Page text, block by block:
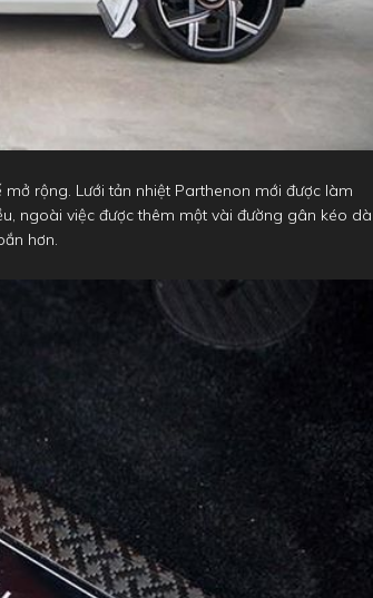
rộng. Lưới tản nhiệt Parthenon mới được làm
ngoài việc được thêm một vài đường gân kéo
hơn.